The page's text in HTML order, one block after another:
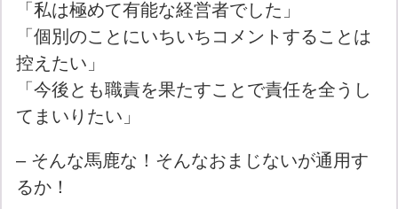
「私は極めて有能な経営者でした」
「個別のことにいちいちコメントすることは
控えたい」
「今後とも職責を果たすことで責任を全うし
てまいりたい」
– そんな馬鹿な！そんなおまじないが通用す
るか！